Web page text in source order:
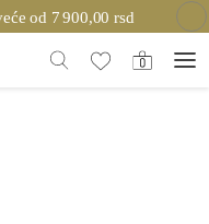
od 7 900,00 rsd